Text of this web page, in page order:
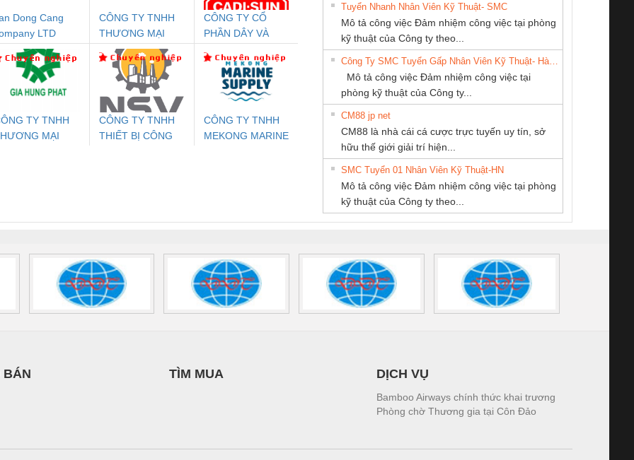
An Toàn
Contact
PC20-1NO-
24DC-SP -
Rơ Le An Toàn
Phoenix Contact
PSR-SCP-
24UC/ESL4/3X1/1X2/B
- 2981059
Điện AC
Mô-đun Ắc Quy UPS
Bộ Lặp Tín Hiệu
PROFIBUS Phoenix
Contact PSI-REP-
PROFIBUS/12MB -
2708863
Rơ Le An Toàn
Phoenix Contact
2986960 – PSR-
SCP-
24DC/FSP/2X1/1X2
Rơ Le An Toàn
Bộ giám sát chuỗi
tấm pin
TRANSCLINIC 16I+
1K5 H (2502520000)
Bộ giám sát chuỗi
tấm pin
TRANSCLINIC 16I+
1K5 L (2433950000)
Bộ giám sát dòng
TRANSCLINIC 16I+
(2008130000)
điện TRANSCLINIC
BKE 1K5.4
(7791400879)2. Giá
Nẹp nhôm chống
trơn Đà Nẵng
Dong Cang
LTD
CÔNG TY TNHH
THƯƠNG MẠI
THIÊN ÂN VIỆT
NAM
CÔNG TY CỔ
PHẦN DÂY VÀ
THƯỢNG ĐÌNH
TY TNHH
MẠI
CÔNG TY TNHH
THIẾT BỊ CÔNG
CÔNG TY TNHH
MEKONG MARINE
CÔNG TY TNHH
KINH DOANH
DỊCH VỤ XNK
PHƯƠNG NAM
CÔNG TY CỔ
PHẦN TỰ ĐỘNG
TIẾN HƯNG
CONG TY TNHH
THANH
CÔNG TY CP TỰ
ĐỘNG TIẾN
HƯNG
Thiết Bị Điện Nam
Quốc Thịnh
Ba Miền
Tuyển Nhanh Nhân Viên Kỹ Thuật- SMC
Mô tả công việc Đảm nhiệm công việc tại phòng
kỹ thuật của Công ty theo...
Mô tả công việc Đảm nhiệm công việc tại
phòng kỹ thuật của Công ty...
CM88 jp net
CM88 là nhà cái cá cược trực tuyến uy tín, sở
hữu thế giới giải trí hiện...
SMC Tuyển 01 Nhân Viên Kỹ Thuật-HN
Mô tả công việc Đảm nhiệm công việc tại phòng
kỹ thuật của Công ty theo...
BÁN TÌM MUA DỊCH VỤ
Bamboo Airways chính thức khai trương
Phòng chờ Thương gia tại Côn Đảo